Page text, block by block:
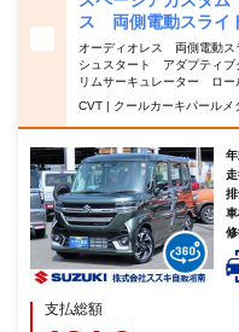
ス 両側電動スライ
オーディオレス 両側電動
シュスタート アダプティ
リムサーキュレーター ロ
CVT | クールカーキパールメ
支払総額